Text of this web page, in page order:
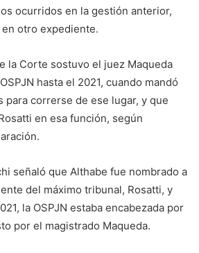
ocurridos en la gestión anterior,
otro expediente.
la Corte sostuvo el juez Maqueda
hasta el 2021, cuando mandó
para correrse de ese lugar, y que
en esa función, según
señaló que Althabe fue nombrado a
del máximo tribunal, Rosatti, y
la OSPJN estaba encabezada por
por el magistrado Maqueda.